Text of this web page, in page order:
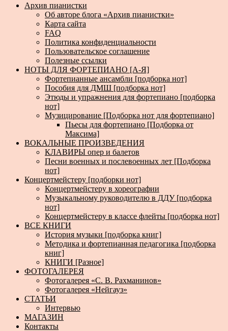
Архив пианистки
Об авторе блога «Архив пианистки»
Карта сайта
FAQ
Политика конфиденциальности
Пользовательское соглашение
Полезные ссылки
НОТЫ ДЛЯ ФОРТЕПИАНО [А-Я]
Фортепианные ансамбли [подборка нот]
Пособия для ДМШ [подборка нот]
Этюды и упражнения для фортепиано [подборка
нот]
Музицирование [Подборка нот для фортепиано]
Пьесы для фортепиано [Подборка от
Максима]
ВОКАЛЬНЫЕ ПРОИЗВЕДЕНИЯ
КЛАВИРЫ опер и балетов
Песни военных и послевоенных лет [Подборка
нот]
Концертмейстеру [подборки нот]
Концертмейстеру в хореографии
Музыкальному руководителю в ДДУ [подборка
нот]
Концертмейстеру в классе флейты [подборка нот]
ВСЕ КНИГИ
История музыки [подборка книг]
Методика и фортепианная педагогика [подборка
книг]
КНИГИ [Разное]
ФОТОГАЛЕРЕЯ
Фотогалерея «С. В. Рахманинов»
Фотогалерея «Нейгауз»
СТАТЬИ
Интервью
МАГАЗИН
Контакты